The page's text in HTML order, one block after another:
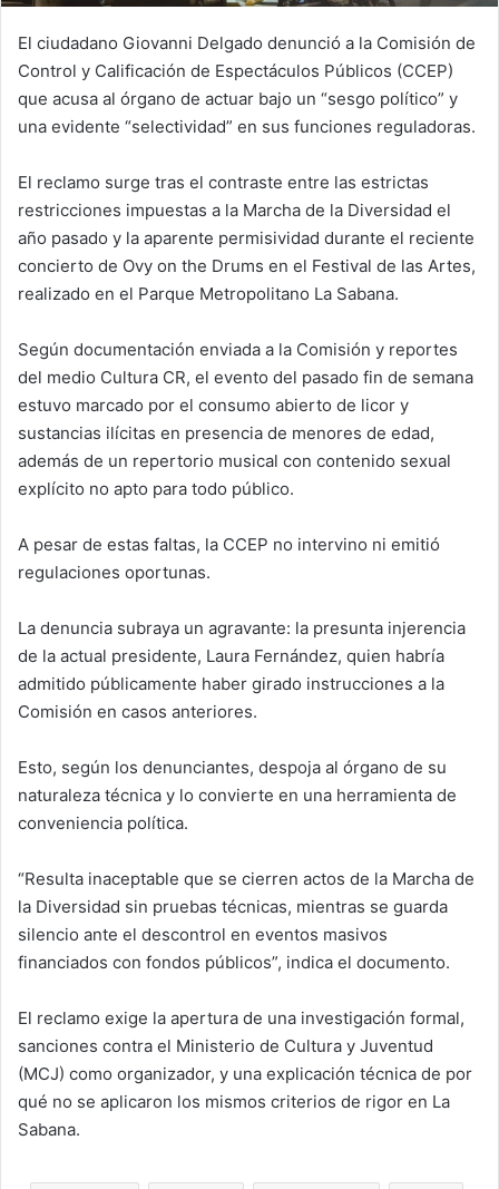
El ciudadano Giovanni Delgado denunció a la Comisión de
Control y Calificación de Espectáculos Públicos (CCEP)
que acusa al órgano de actuar bajo un “sesgo político” y
una evidente “selectividad” en sus funciones reguladoras.
El reclamo surge tras el contraste entre las estrictas
restricciones impuestas a la Marcha de la Diversidad el
año pasado y la aparente permisividad durante el reciente
concierto de Ovy on the Drums en el Festival de las Artes,
realizado en el Parque Metropolitano La Sabana.
Según documentación enviada a la Comisión y reportes
del medio Cultura CR, el evento del pasado fin de semana
estuvo marcado por el consumo abierto de licor y
sustancias ilícitas en presencia de menores de edad,
además de un repertorio musical con contenido sexual
explícito no apto para todo público.
A pesar de estas faltas, la CCEP no intervino ni emitió
regulaciones oportunas.
La denuncia subraya un agravante: la presunta injerencia
de la actual presidente, Laura Fernández, quien habría
admitido públicamente haber girado instrucciones a la
Comisión en casos anteriores.
Esto, según los denunciantes, despoja al órgano de su
naturaleza técnica y lo convierte en una herramienta de
conveniencia política.
“Resulta inaceptable que se cierren actos de la Marcha de
la Diversidad sin pruebas técnicas, mientras se guarda
silencio ante el descontrol en eventos masivos
financiados con fondos públicos”, indica el documento.
El reclamo exige la apertura de una investigación formal,
sanciones contra el Ministerio de Cultura y Juventud
(MCJ) como organizador, y una explicación técnica de por
qué no se aplicaron los mismos criterios de rigor en La
Sabana.